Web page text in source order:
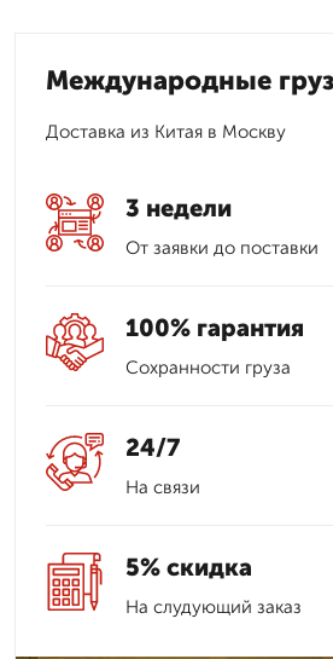
Международные
Доставка из Китая в Москву
3 недели
От заявки до поставки
100% гарантия
Сохранности груза
24/7
На связи
5% скидка
На слудующий заказ